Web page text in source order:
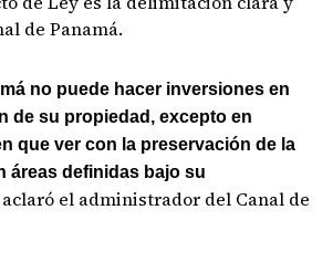
de Panamá.
no puede hacer inversiones en
de su propiedad, excepto en
que ver con la preservación de la
áreas definidas bajo su
aclaró el administrador del Canal de